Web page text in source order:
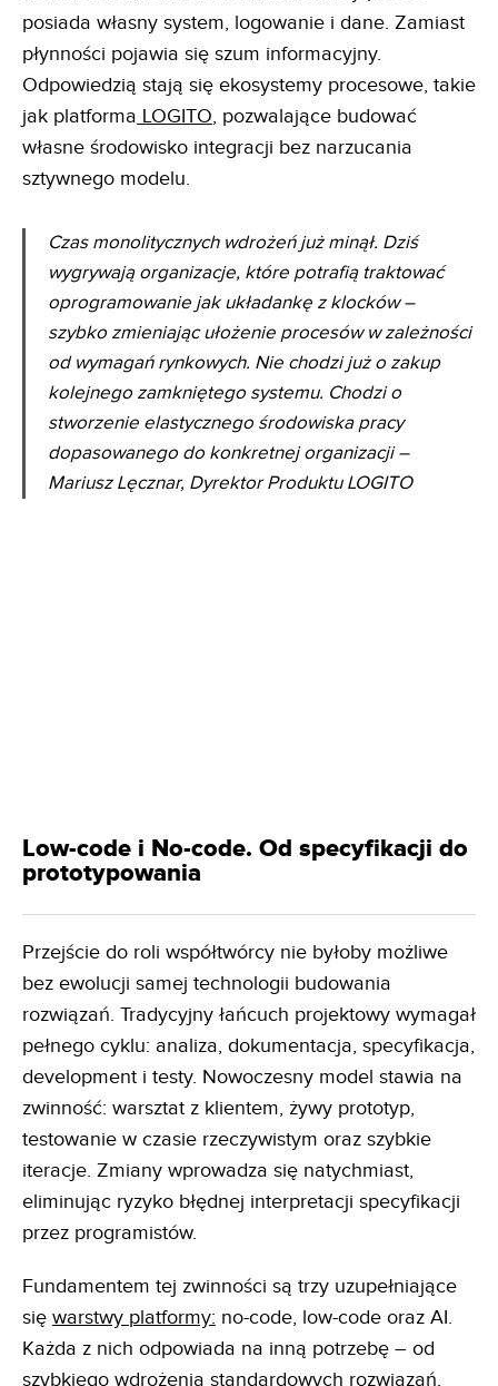
posiada własny system, logowanie i dane. Zamiast
płynności pojawia się szum informacyjny.
Odpowiedzią stają się ekosystemy procesowe, takie
jak platforma LOGITO, pozwalające budować
własne środowisko integracji bez narzucania
sztywnego modelu.
Czas monolitycznych wdrożeń już minął. Dziś
wygrywają organizacje, które potrafią traktować
oprogramowanie jak układankę z klocków –
szybko zmieniając ułożenie procesów w zależności
od wymagań rynkowych. Nie chodzi już o zakup
kolejnego zamkniętego systemu. Chodzi o
stworzenie elastycznego środowiska pracy
dopasowanego do konkretnej organizacji –
Mariusz Lęcznar, Dyrektor Produktu LOGITO
Low-code i No-code. Od specyfikacji do
prototypowania
Przejście do roli współtwórcy nie byłoby możliwe
bez ewolucji samej technologii budowania
rozwiązań. Tradycyjny łańcuch projektowy wymagał
pełnego cyklu: analiza, dokumentacja, specyfikacja,
development i testy. Nowoczesny model stawia na
zwinność: warsztat z klientem, żywy prototyp,
testowanie w czasie rzeczywistym oraz szybkie
iteracje. Zmiany wprowadza się natychmiast,
eliminując ryzyko błędnej interpretacji specyfikacji
przez programistów.
Fundamentem tej zwinności są trzy uzupełniające
się warstwy platformy: no-code, low-code oraz AI.
Każda z nich odpowiada na inną potrzebę – od
szybkiego wdrożenia standardowych rozwiązań,